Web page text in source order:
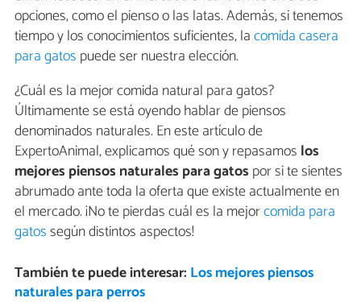
opciones, como el pienso o las latas. Además, si tenemos
tiempo y los conocimientos suficientes, lacomida casera
para gatos puede ser nuestra elección.
¿Cuál es la mejor comida natural para gatos?
Últimamente se está oyendo hablar de piensos
denominados naturales. En este artículo de
ExpertoAnimal, explicamos qué son y repasamos los
mejores piensos naturales para gatos por si te sientes
abrumado ante toda la oferta que existe actualmente en
el mercado. ¡No te pierdas cuál es la mejorcomida para
gatossegún distintos aspectos!
También te puede interesar: Los mejores piensos
naturales para perros